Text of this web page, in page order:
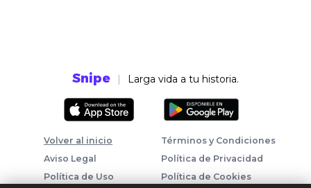
Snipe | Larga vida a tu historia.
Volver al inicio
Términos y Condiciones
Aviso Legal
Política de Privacidad
Política de Uso
Política de Cookies